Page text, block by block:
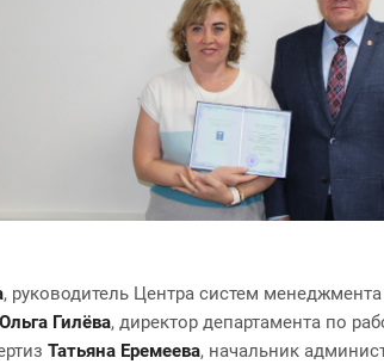
, руководитель Центра систем
Ольга Гилёва, директор департамента по
Татьяна Еремеева, начальник